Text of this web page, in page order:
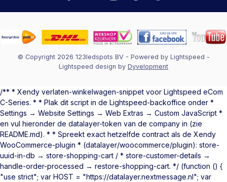
© Copyright 2026 123ledspots BV- Powered by Lightspeed -
Lightspeed design by Dyvelopment
/** * Xendy verlaten-winkelwagen-snippet voor Lightspeed eCom
C-Series. * * Plak dit script in de Lightspeed-backoffice onder *
Settings → Website Settings → Web Extras → Custom JavaScript *
en vul hieronder de datalayer-token van de company in (zie
README.md). * * Spreekt exact hetzelfde contract als de Xendy
WooCommerce-plugin * (datalayer/woocommerce/plugin): store-
uuid-in-db → store-shopping-cart / * store-customer-details →
handle-order-processed → restore-shopping-cart. */ (function () {
"use strict"; var HOST = "https://datalayer.nextmessage.nl"; var